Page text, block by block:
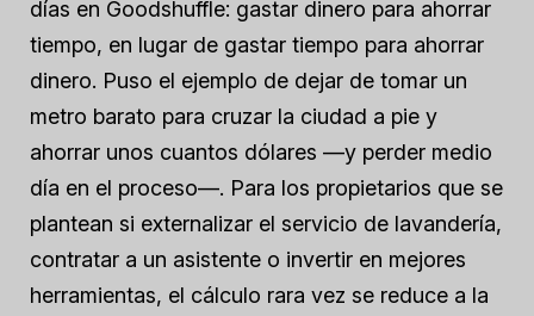
días en Goodshuffle: gastar dinero para ahorrar
tiempo, en lugar de gastar tiempo para ahorrar
dinero. Puso el ejemplo de dejar de tomar un
metro barato para cruzar la ciudad a pie y
ahorrar unos cuantos dólares —y perder medio
día en el proceso—. Para los propietarios que se
plantean si externalizar el servicio de lavandería,
contratar a un asistente o invertir en mejores
herramientas, el cálculo rara vez se reduce a la